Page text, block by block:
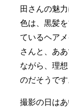
田さんの魅
色は、黒髪
ているヘア
さんと、あ
ながら、理
のだそうです
撮影の日は